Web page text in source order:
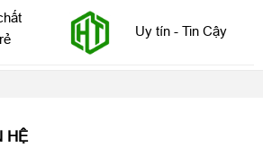
Uy tín - Tin Cậy
HỆ